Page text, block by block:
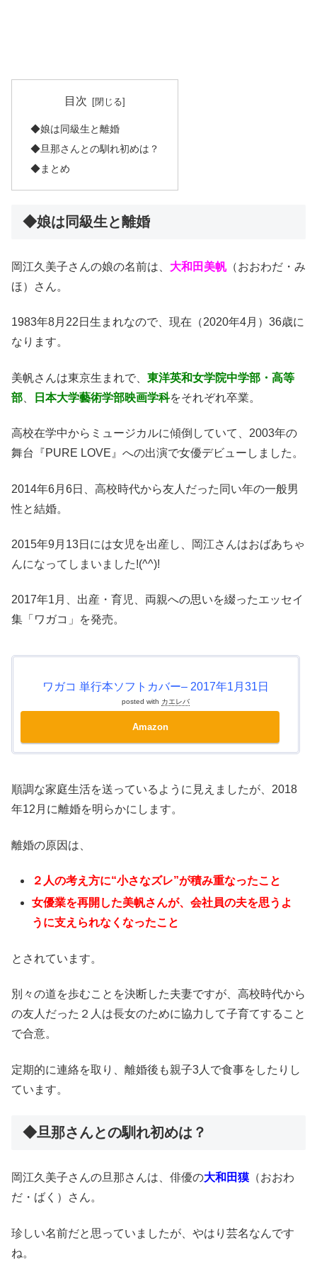
目次
◆娘は同級生と離婚
◆旦那さんとの馴れ初めは？
◆まとめ
◆娘は同級生と離婚
岡江久美子さんの娘の名前は、 大和田美帆（おおわだ・み
ほ）さん。
1983年8月22日生まれなので、現在（2020年4月）36歳に
なります。
美帆さんは東京生まれで、 東洋英和女学院中学部・高等
部
日本大学藝術学部映画学科をそれぞれ卒業。
高校在学中からミュージカルに傾倒していて、2003年の
舞台『PURE LOVE』への出演で女優デビューしました。
2014年6月6日、高校時代から友人だった同い年の一般男
性と結婚。
2015年9月13日には女児を出産し、岡江さんはおばあちゃ
んになってしまいました!(^^)!
2017年1月、出産・育児、両親への思いを綴ったエッセイ
集「ワガコ」を発売。
ワガコ 単行本ソフトカバー– 2017年1月31日
posted with カエレバ
Amazon
順調な家庭生活を送っているように見えましたが、2018
年12月に離婚を明らかにします。
離婚の原因は、
２人の考え方に“小さなズレ”が積み重なったこと
女優業を再開した美帆さんが、会社員の夫を思うよ
うに支えられなくなったこと
とされています。
別々の道を歩むことを決断した夫妻ですが、高校時代から
の友人だった２人は長女のために協力して子育てすること
で合意。
定期的に連絡を取り、離婚後も親子3人で食事をしたりし
ています。
◆旦那さんとの馴れ初めは？
岡江久美子さんの旦那さんは、俳優の大和田獏 （おおわ
だ・ばく）さん。
珍しい名前だと思っていましたが、やはり芸名なんです
ね。